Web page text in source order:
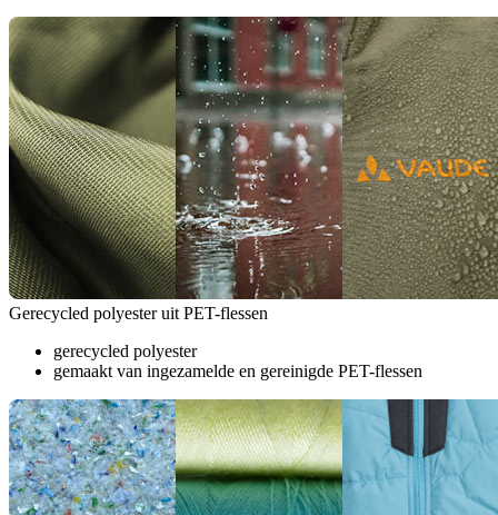
Gerecycled polyester uit PET-flessen
gerecycled polyester
gemaakt van ingezamelde en gereinigde PET-flessen